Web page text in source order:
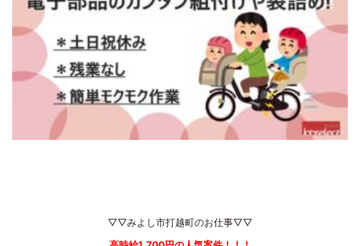
▽▽みよし市打越町のお仕事▽▽